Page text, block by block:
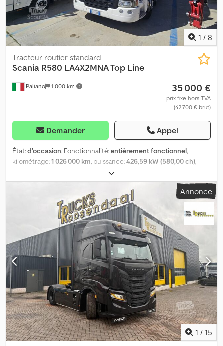
1 / 8
Paliano 1 000 km
Tracteur routier standard
Scania R580 LA4X2MNA Top Line
35 000 €
prix fixe hors TVA
(42 700 € brut)
Demander Appel
État:d'occasion, Fonctionnalité:entièrement fonctionnel,
kilométrage:1 026 000 km, puissance:426,59 kW (580,00 ch),
01/2025
poids total:18 000 kg, configuration d'essieux:2 essieux, freins:
blanc, cabine conducteur:
, type d'engrenage:automatique
, classe d'émission:
, suspension:acier-air, Année de construction: 2015,
Cabine Top Line, spoiler, ailes et jupes latérales, pneu arrière à 4
points, moteur V8, 580 ch, boîte de vitesses Opticruise,
réfrigérateur, climatisation et climatisation autonome, réservoir à
carburant de 600 l + système hydraulique, ralentisseur, année
d'immatriculation : 01/2015, km : 1 026 000, validité contrôle
technique : 03/2026 Csdpexfh Tgsfx Al Isrf
Annonce
1 / 15